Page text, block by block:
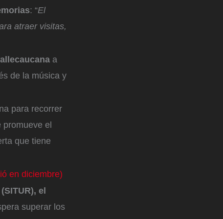
: “El
atraer visitas,
a
de la música y
para recorrer
promueve el
que tiene
en diciembre)
el
superar los